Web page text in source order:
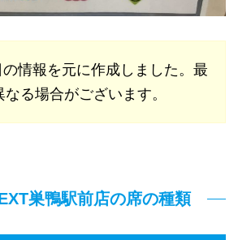
情報を元に作成しました。最
る場合がございます。
巣鴨駅前店の席の種類